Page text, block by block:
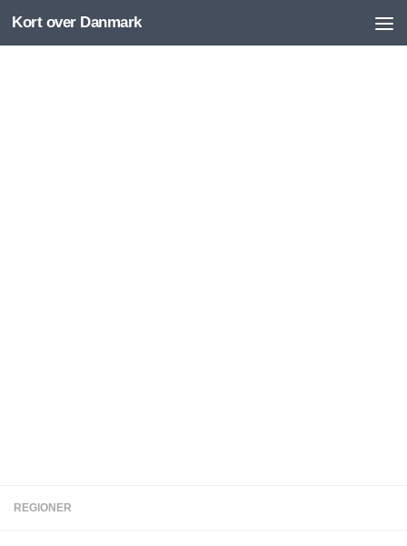
Skip to content
Kort over Danmark
REGIONER